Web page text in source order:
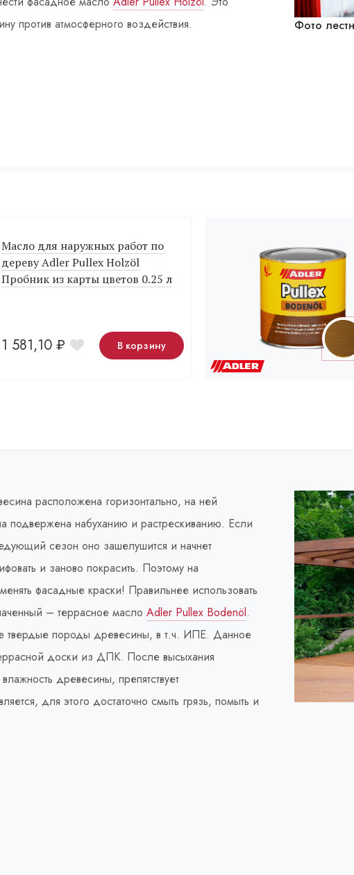
против атмосферного воздействия.
Фото
Масло для наружных работ по
дереву Adler Pullex Holzöl
Пробник из карты цветов 0.25 л
1 581,10 ₽ В корзину
расположена горизонтально, на ней
подвержена набуханию и растрескиванию. Если
сезон оно зашелушится и начнет
и заново покрасить. Поэтому на
фасадные краски! Правильнее использовать
– террасное масло Adler Pullex Bodenöl.
твердые породы древесины, в т.ч. ИПЕ. Данное
доски из ДПК. После высыхания
древесины, препятствует
для этого достаточно смыть грязь, помыть и